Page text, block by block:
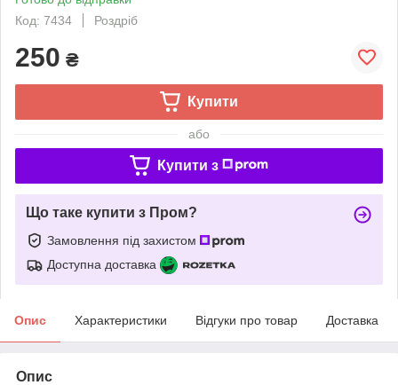
Код: 7434
Роздріб
250 ₴
Купити
або
Купити з
Що таке купити з Пром?
Замовлення під захистом
Доступна доставка
Опис Характеристики Відгуки про товар Доставка
Опис